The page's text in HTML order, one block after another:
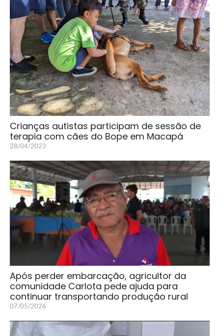
Crianças autistas participam de sessão de
terapia com cães do Bope em Macapá
28/04/2023
Após perder embarcação, agricultor da
comunidade Carlota pede ajuda para
continuar transportando produção rural
07/05/2026